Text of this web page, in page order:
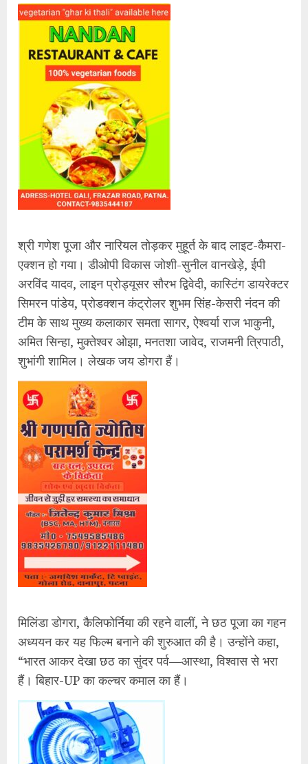
श्री गणेश पूजा और नारियल तोड़कर मुहूर्त के बाद लाइट-कैमरा-
एक्शन हो गया। डीओपी विकास जोशी-सुनील वानखेड़े, ईपी
अरविंद यादव, लाइन प्रोड्यूसर सौरभ द्विवेदी, कास्टिंग डायरेक्टर
सिमरन पांडेय, प्रोडक्शन कंट्रोलर शुभम सिंह-केसरी नंदन की
टीम के साथ मुख्य कलाकार समता सागर, ऐश्वर्या राज भाकुनी,
अमित सिन्हा, मुक्तेश्वर ओझा, मनतशा जावेद, राजमनी त्रिपाठी,
शुभांगी शामिल। लेखक जय डोगरा हैं।
मिलिंडा डोगरा, कैलिफोर्निया की रहने वालीं, ने छठ पूजा का गहन
अध्ययन कर यह फिल्म बनाने की शुरुआत की है। उन्होंने कहा,
“भारत आकर देखा छठ का सुंदर पर्व—आस्था, विश्वास से भरा
हैं। बिहार-UP का कल्चर कमाल का हैं।